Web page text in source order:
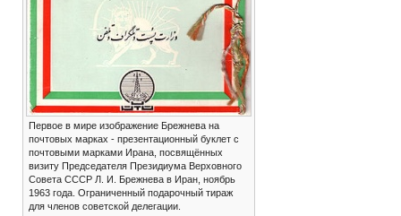
Первое в мире изображение Брежнева на
почтовых марках - презентационный буклет с
почтовыми марками Ирана, посвящённых
визиту Председателя Президиума Верховного
Совета СССР Л. И. Брежнева в Иран, ноябрь
1963 года. Ограниченный подарочный тираж
для членов советской делегации.